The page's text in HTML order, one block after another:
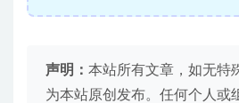
声明： 本站所有文章，如无特
为本站原创发布。任何个人或